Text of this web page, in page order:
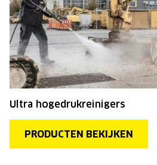
Ultra hogedrukreinigers
PRODUCTEN BEKIJKEN